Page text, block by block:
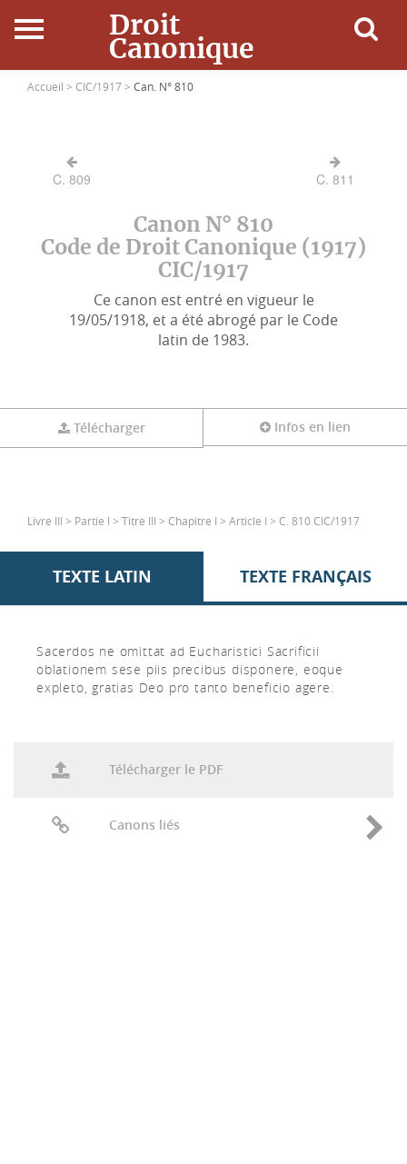
Droit
Canonique
Accueil
Ressources
Accueil > CIC/1917 > Can. N° 810
C. 809 C. 811
Canon N° 810
Code de Droit Canonique (1917)
CIC/1917
Ce canon est entré en vigueur le
19/05/1918, et a été abrogé par le Code
latin de 1983.
Télécharger Infos en lien
Livre III > Partie I > Titre III > Chapitre I > Article I > C. 810 CIC/1917
TEXTE LATIN TEXTE FRANÇAIS
Sacerdos ne omittat ad Eucharistici Sacrificii
oblationem sese piis precibus disponere, eoque
expleto, gratias Deo pro tanto beneficio agere.
Télécharger le PDF
Canons liés